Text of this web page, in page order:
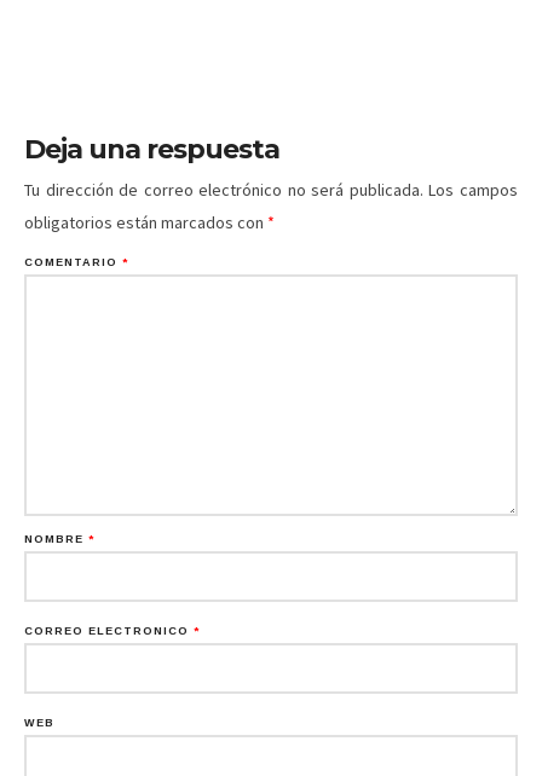
Deja una respuesta
Tu dirección de correo electrónico no será publicada. Los campos
obligatorios están marcados con *
COMENTARIO *
NOMBRE *
CORREO ELECTRÓNICO *
WEB